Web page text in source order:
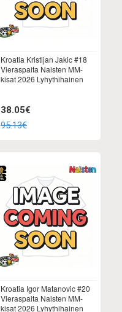
Kroatia Kristijan Jakic #18
Vieraspaita Naisten MM-
kisat 2026 Lyhythihainen
38.05€
95.13€
Kroatia Igor Matanovic #20
Vieraspaita Naisten MM-
kisat 2026 Lyhythihainen